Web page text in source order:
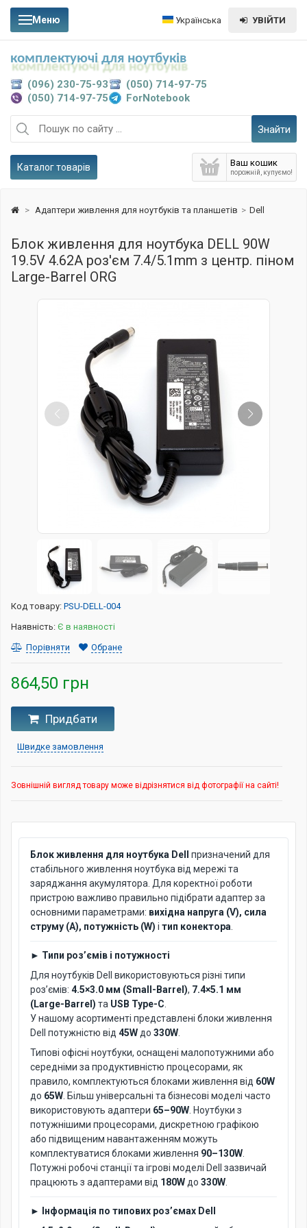
Меню Українська УВІЙТИ
Знайти
Ваш кошик
порожній, купуємо!
Каталог товарів
(096) 230-75-93
(050) 714-97-75
(050) 714-97-75
ForNotebook
комплектуючі для ноутбуків
> Адаптери живлення для ноутбуків та планшетів > Dell
Блок живлення для ноутбука DELL 90W
19.5V 4.62A роз'єм 7.4/5.1mm з центр. піном
Large-Barrel ORG
Код товару: PSU-DELL-004
Наявність: Є в наявності
Порівняти
Обране
864,50 грн
Придбати
Швидке замовлення
Зовнішній вигляд товару може відрізнятися від фотографії на сайті!
Блок живлення для ноутбука Dell
призначений для
стабільного живлення ноутбука від мережі та
заряджання акумулятора. Для коректної роботи
пристрою важливо правильно підібрати адаптер за
основними параметрами: вихідна напруга (V), сила
струму (A), потужність (W) і тип конектора
► Типи роз’ємів і потужності
Для ноутбуків Dell використовуються різні типи
роз’ємів: 4.5×3.0 мм (Small-Barrel), 7.4×5.1 мм
(Large-Barrel) та USB Type-C
У нашому асортименті представлені блоки живлення
Dell потужністю від 45W до 330W
Типові офісні ноутбуки, оснащені малопотужними або
середніми за продуктивністю процесорами, як
правило, комплектуються блоками живлення від 60W
до 65W . Більш універсальні та бізнесові моделі часто
використовують адаптери 65–90W . Ноутбуки з
потужнішими процесорами, дискретною графікою
або підвищеним навантаженням можуть
комплектуватися блоками живлення 90–130W
Потужні робочі станції та ігрові моделі Dell зазвичай
працюють з адаптерами від 180W до 330W
► Інформація по типових роз’ємах Dell